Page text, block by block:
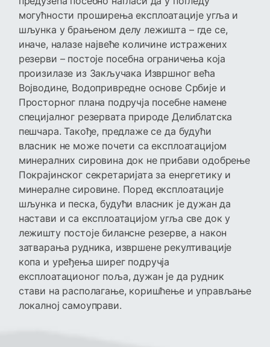
могућности проширења експлоатације угља и
шљунка у брањеном делу лежишта – где се,
иначе, налазе највеће количине истражених
резерви – постоје посебна ограничења која
произилазе из Закључака Извршног већа
Војводине, Водопривредне основе Србије и
Просторног плана подручја посебне намене
специјалног резервата природе Делиблатска
пешчара. Такође, предлаже се да будући
власник не може почети са експлоатацијом
минералних сировина док не прибави одобрење
Покрајинског секретаријата за енергетику и
минералне сировине. Поред експлоатације
шљунка и песка, будући власник је дужан да
настави и са експлоатацијом угља све док у
лежишту постоје билансне резерве, а након
затварања рудника, извршене рекултивације
копа и уређења ширег подручја
експлоатационог поља, дужан је да рудник
стави на располагање, коришћење и управљање
локалној самоуправи.